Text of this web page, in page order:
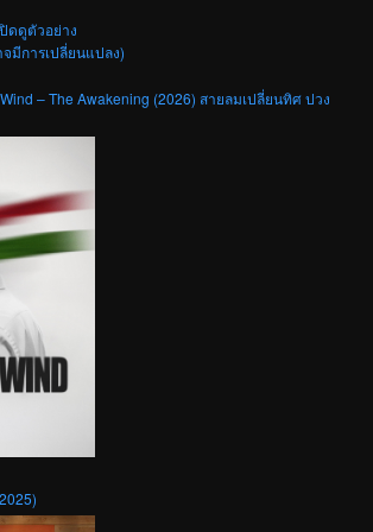
ดดูตัวอย่าง
มีการเปลี่ยนแปลง)
– The Awakening (2026) สายลมเปลี่ยนทิศ ปวง